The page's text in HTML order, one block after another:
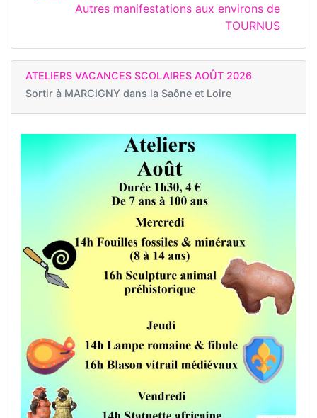
Autres manifestations aux environs de
TOURNUS
ATELIERS VACANCES SCOLAIRES AOÛT 2026
Sortir à MARCIGNY dans la Saône et Loire